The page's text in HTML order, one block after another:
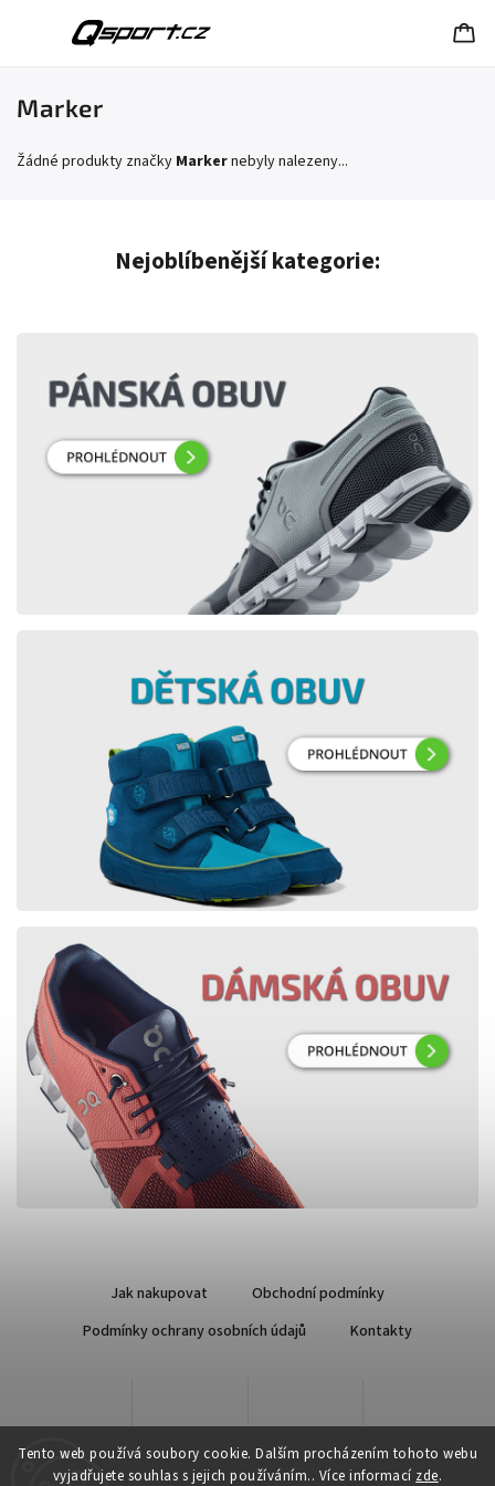
Tento web používá soubory cookie. Dalším procházením tohoto webu
vyjadřujete souhlas s jejich používáním.. Více informací zde.
Marker
Žádné produkty značky Markernebyly nalezeny...
Nejoblíbenější kategorie:
Jak nakupovat
Obchodní podmínky
Podmínky ochrany osobních údajů
Kontakty